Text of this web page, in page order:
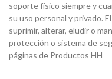
soporte físico siempre y
su uso personal y privado.
suprimir, alterar, eludir o
protección o sistema de
páginas de Productos HH